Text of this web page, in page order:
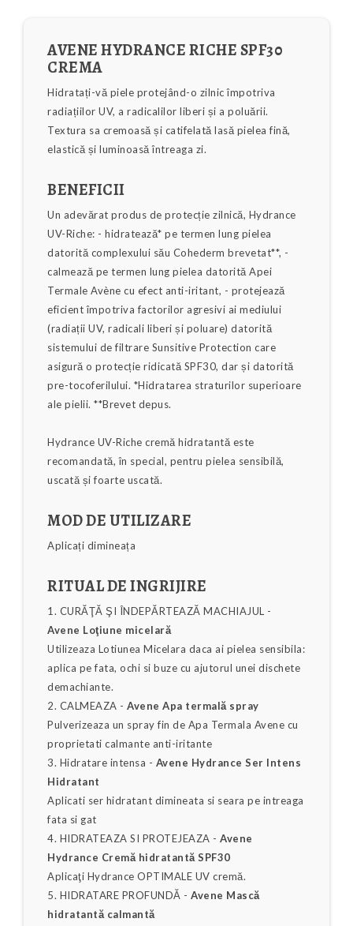
AVENE HYDRANCE RICHE SPF30
CREMA
Hidratați-vă piele protejând-o zilnic împotriva
radiațiilor UV, a radicalilor liberi și a poluării.
Textura sa cremoasă și catifelată lasă pielea fină,
elastică și luminoasă întreaga zi.
BENEFICII
Un adevărat produs de protecție zilnică, Hydrance
UV-Riche: - hidratează* pe termen lung pielea
datorită complexului său Cohederm brevetat**, -
calmează pe termen lung pielea datorită Apei
Termale Avène cu efect anti-iritant, - protejează
eficient împotriva factorilor agresivi ai mediului
(radiații UV, radicali liberi și poluare) datorită
sistemului de filtrare Sunsitive Protection care
asigură o protecție ridicată SPF30, dar și datorită
pre-tocoferilului. *Hidratarea straturilor superioare
ale pielii. **Brevet depus.
Hydrance UV-Riche cremă hidratantă este
recomandată, în special, pentru pielea sensibilă,
uscată și foarte uscată.
MOD DE UTILIZARE
Aplicați dimineața
RITUAL DE INGRIJIRE
1. CURĂŢĂ ŞI ÎNDEPĂRTEAZĂ MACHIAJUL -
Avene Loţiune micelară
Utilizeaza Lotiunea Micelara daca ai pielea sensibila:
aplica pe fata, ochi si buze cu ajutorul unei dischete
demachiante.
2. CALMEAZA - Avene Apa termală spray
Pulverizeaza un spray fin de Apa Termala Avene cu
proprietati calmante anti-iritante
3. Hidratare intensa - Avene Hydrance Ser Intens
Hidratant
Aplicati ser hidratant dimineata si seara pe intreaga
fata si gat
4. HIDRATEAZA SI PROTEJEAZA - Avene
Hydrance Cremă hidratantă SPF30
Aplicaţi Hydrance OPTIMALE UV cremă.
5. HIDRATARE PROFUNDĂ - Avene Mască
hidratantă calmantă